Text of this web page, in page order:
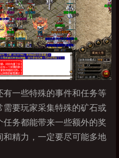
一些特殊的事件和任务等
要玩家采集特殊的矿石或
务都能带来一些额外的奖
精力，一定要尽可能多地